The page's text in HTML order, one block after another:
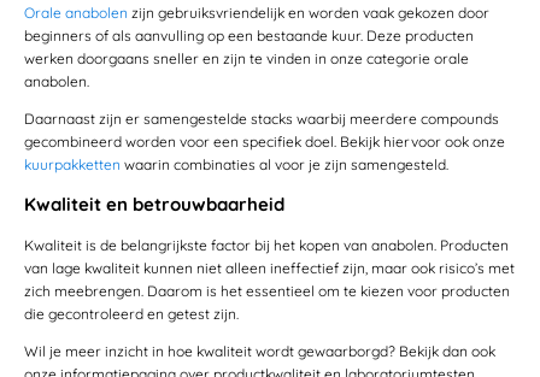
Orale anabolen zijn gebruiksvriendelijk en worden vaak gekozen door
beginners of als aanvulling op een bestaande kuur. Deze producten
werken doorgaans sneller en zijn te vinden in onze categorie orale
anabolen.
Daarnaast zijn er samengestelde stacks waarbij meerdere compounds
gecombineerd worden voor een specifiek doel. Bekijk hiervoor ook onze
kuurpakketten waarin combinaties al voor je zijn samengesteld.
Kwaliteit en betrouwbaarheid
Kwaliteit is de belangrijkste factor bij het kopen van anabolen. Producten
van lage kwaliteit kunnen niet alleen ineffectief zijn, maar ook risico’s met
zich meebrengen. Daarom is het essentieel om te kiezen voor producten
die gecontroleerd en getest zijn.
Wil je meer inzicht in hoe kwaliteit wordt gewaarborgd? Bekijk dan ook